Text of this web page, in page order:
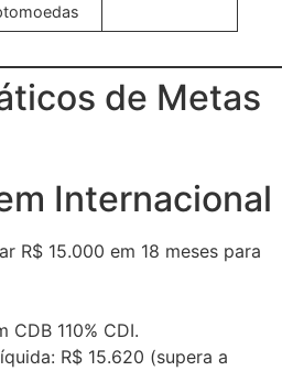
de Metas
Internacional
R$ 15.000 em 18 meses para
CDB 110% CDI.
R$ 15.620 (supera a